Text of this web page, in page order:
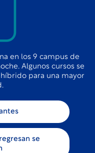
en los 9 campus de
Algunos cursos se
para una mayor
se